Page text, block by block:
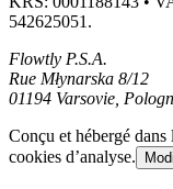
542625051.
Flowtly P.S.A.
Rue Młynarska 8/12
01194 Varsovie,
Conçu et hébergé dans
cookies d’analyse.